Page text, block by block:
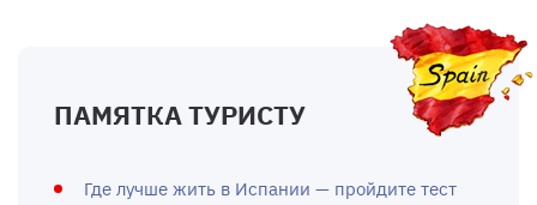
ПАМЯТКА ТУРИСТУ
Где лучше жить в Испании — пройдите тест